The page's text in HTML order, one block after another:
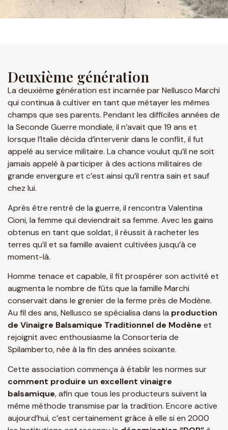
Deuxième génération
La deuxième génération est incarnée par Nellusco Marchi
qui continua à cultiver en tant que métayer les mêmes
champs que ses parents. Pendant les difficiles années de
la Seconde Guerre mondiale, il n’avait que 19 ans et
lorsque l’Italie décida d’intervenir dans le conflit, il fut
appelé au service militaire. La chance voulut qu’il ne soit
jamais appelé à participer à des actions militaires de
grande envergure et c’est ainsi qu’il rentra sain et sauf
chez lui.
Après être rentré de la guerre, il rencontra Valentina
Cioni, la femme qui deviendrait sa femme. Avec les gains
obtenus en tant que soldat, il réussit à racheter les
terres qu’il et sa famille avaient cultivées jusqu’à ce
moment-là.
Homme tenace et capable, il fit prospérer son activité et
augmenta le nombre de fûts que la famille Marchi
conservait dans le grenier de la ferme près de Modène.
Au fil des ans, Nellusco se spécialisa dans la production
de Vinaigre Balsamique Traditionnel de Modène et
rejoignit avec enthousiasme la Consorteria de
Spilamberto, née à la fin des années soixante.
Cette association commença à établir les normes sur
comment produire un excellent vinaigre
balsamique, afin que tous les producteurs suivent la
même méthode transmise par la tradition. Encore active
aujourd’hui, c’est certainement grâce à elle si en 2000